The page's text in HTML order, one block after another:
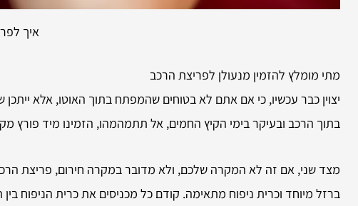
איך
מתי מומלץ להזמין מנעולן לפריצת הרכב
יצוין כבר עכשיו, כי אם אתם לא בטוחים שהמפתח בתוך האוטו, אלא
בתוך הרכב ובעיקר בימי הקיץ החמים, אל תתמהמהו, הזמינו מיד פורץ
מצד שני, אם זה לא המקרה שלכם, ולא מדובר במקרה חירום, פריצת
ברזל מיוחד וכרית ניפוח מתאימה. קודם כל מכניסים את כרית הניפוח